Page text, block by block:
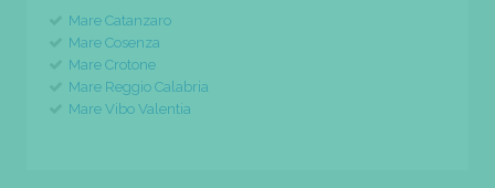
Mare Catanzaro
Mare Cosenza
Mare Crotone
Mare Reggio Calabria
Mare Vibo Valentia